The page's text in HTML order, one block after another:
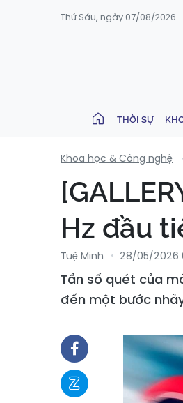
Thứ Sáu, ngày 07/08/2026
THỜI SỰ
Khoa học & Công nghệ
Hz đầu
Tuệ Minh 28/05/2026
Tần số quét của
đến một bước